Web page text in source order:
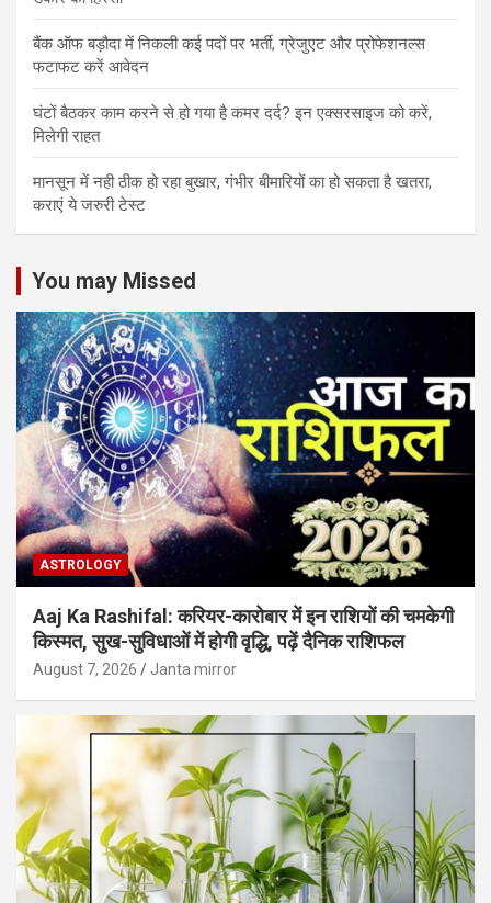
बैंक ऑफ बड़ौदा में निकली कई पदों पर भर्ती, ग्रेजुएट और प्रोफेशनल्स
फटाफट करें आवेदन
घंटों बैठकर काम करने से हो गया है कमर दर्द? इन एक्सरसाइज को करें,
मिलेगी राहत
मानसून में नही ठीक हो रहा बुखार, गंभीर बीमारियों का हो सकता है खतरा,
कराएं ये जरुरी टेस्ट
You may Missed
ASTROLOGY
Aaj Ka Rashifal: करियर-कारोबार में इन राशियों की चमकेगी
किस्मत, सुख-सुविधाओं में होगी वृद्धि, पढ़ें दैनिक राशिफल
August 7, 2026 Janta mirror